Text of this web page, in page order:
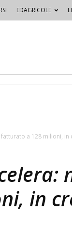
EDAGRICOLE
a 128 milioni, in
in